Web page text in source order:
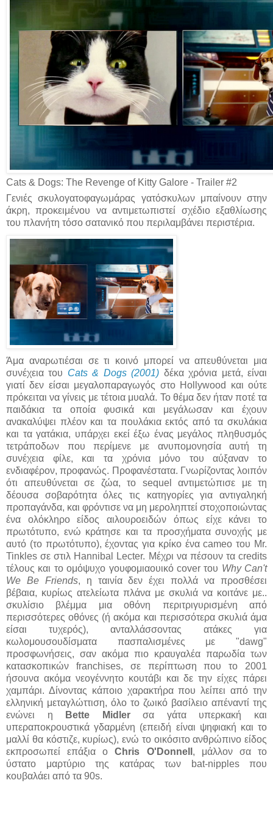
Cats & Dogs: The Revenge of Kitty Galore - Trailer #2
Γενιές σκυλογατοφαγωμάρας γατόσκυλων μπαίνουν στην
άκρη, προκειμένου να αντιμετωπιστεί σχέδιο εξαθλίωσης
του πλανήτη τόσο σατανικό που περιλαμβάνει περιστέρια.
Άμα αναρωτιέσαι σε τι κοινό μπορεί να απευθύνεται μια
συνέχεια του Cats & Dogs (2001) δέκα χρόνια μετά, είναι
γιατί δεν είσαι μεγαλοπαραγωγός στο Hollywood και ούτε
πρόκειται να γίνεις με τέτοια μυαλά. Το θέμα δεν ήταν ποτέ τα
παιδάκια τα οποία φυσικά και μεγάλωσαν και έχουν
ανακαλύψει πλέον και τα πουλάκια εκτός από τα σκυλάκια
και τα γατάκια, υπάρχει εκεί έξω ένας μεγάλος πληθυσμός
τετράποδων που περίμενε με ανυπομονησία αυτή τη
συνέχεια φίλε, και τα χρόνια μόνο του αύξαναν το
ενδιαφέρον, προφανώς. Προφανέστατα. Γνωρίζοντας λοιπόν
ότι απευθύνεται σε ζώα, το sequel αντιμετώπισε με τη
δέουσα σοβαρότητα όλες τις κατηγορίες για αντιγαληκή
προπαγάνδα, και φρόντισε να μη μεροληπτεί στοχοποιώντας
ένα ολόκληρο είδος αιλουροειδών όπως είχε κάνει το
πρωτότυπο, ενώ κράτησε και τα προσχήματα συνοχής με
αυτό (το πρωτότυπο), έχοντας για κρίκο ένα cameo του Mr.
Tinkles σε στιλ Hannibal Lecter. Μέχρι να πέσουν τα credits
τέλους και το ομόψυχο γουφομιαουικό cover του Why Can't
We Be Friends, η ταινία δεν έχει πολλά να προσθέσει
βέβαια, κυρίως ατελείωτα πλάνα με σκυλιά να κοιτάνε με..
σκυλίσιο βλέμμα μια οθόνη περιτριγυρισμένη από
περισσότερες οθόνες (ή ακόμα και περισσότερα σκυλιά άμα
είσαι τυχερός), ανταλλάσσοντας ατάκες για
κωλομουσουδίσματα πασπαλισμένες με "dawg"
προσφωνήσεις, σαν ακόμα πιο κραυγαλέα παρωδία των
κατασκοπικών franchises, σε περίπτωση που το 2001
ήσουνα ακόμα νεογέννητο κουτάβι και δε την είχες πάρει
χαμπάρι. Δίνοντας κάποιο χαρακτήρα που λείπει από την
ελληνική μεταγλώττιση, όλο το ζωικό βασίλειο απέναντί της
ενώνει η
Bette Midlerσα γάτα υπερκακή και
υπεραποκρουστικά γδαρμένη (επειδή είναι ψηφιακή και το
μαλλί θα κόστιζε, κυρίως), ενώ το οικόσιτο ανθρώπινο είδος
εκπροσωπεί επάξια οChris O'Donnell , μάλλον σα το
ύστατο μαρτύριο της κατάρας των bat-nipples που
κουβαλάει από τα 90s.